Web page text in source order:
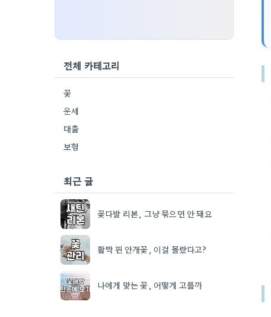
전체 카테고리
꽃
운세
대출
보험
최근 글
꽃다발 리본, 그냥 묶으면 안 돼요
활짝 핀 안개꽃, 이걸 몰랐다고?
나에게 맞는 꽃, 어떻게 고를까